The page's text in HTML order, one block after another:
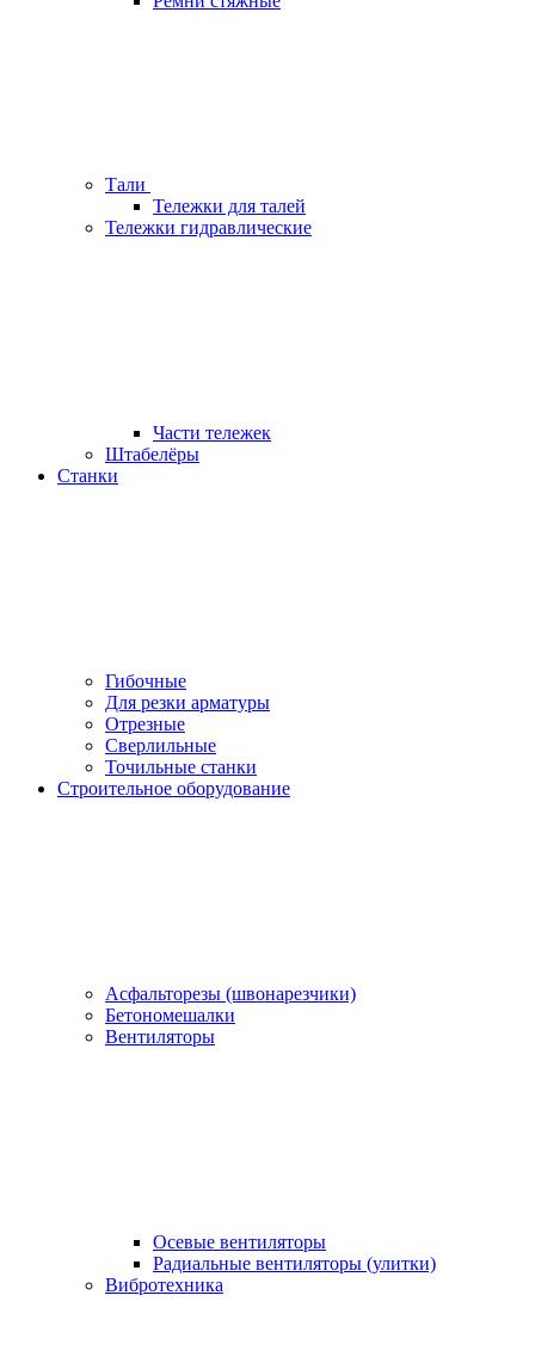
Тали
Тележки для талей
Тележки гидравлические
Части тележек
Штабелёры
Станки
Гибочные
Для резки арматуры
Отрезные
Сверлильные
Точильные станки
Строительное оборудование
Асфальторезы (швонарезчики)
Бетономешалки
Вентиляторы
Осевые вентиляторы
Радиальные вентиляторы (улитки)
Вибротехника